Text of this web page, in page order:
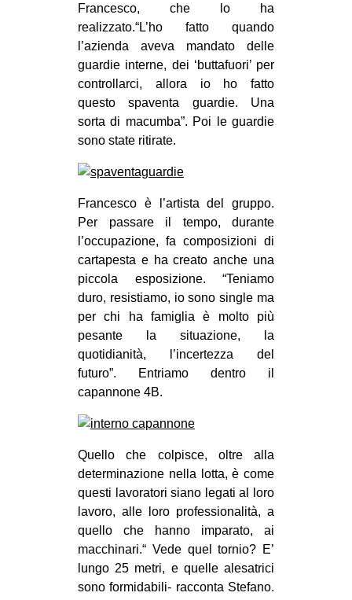
Francesco, che lo ha
realizzato.“L’ho fatto quando
l’azienda aveva mandato delle
guardie interne, dei ‘buttafuori’ per
controllarci, allora io ho fatto
questo spaventa guardie. Una
sorta di macumba”. Poi le guardie
sono state ritirate.
Francesco è l’artista del gruppo.
Per passare il tempo, durante
l’occupazione, fa composizioni di
cartapesta e ha creato anche una
piccola esposizione. “Teniamo
duro, resistiamo, io sono single ma
per chi ha famiglia è molto più
pesante la situazione, la
quotidianità, l’incertezza del
futuro”. Entriamo dentro il
capannone 4B.
Quello che colpisce, oltre alla
determinazione nella lotta, è come
questi lavoratori siano legati al loro
lavoro, alle loro professionalità, a
quello che hanno imparato, ai
macchinari.“ Vede quel tornio? E’
lungo 25 metri, e quelle alesatrici
sono formidabili- racconta Stefano.